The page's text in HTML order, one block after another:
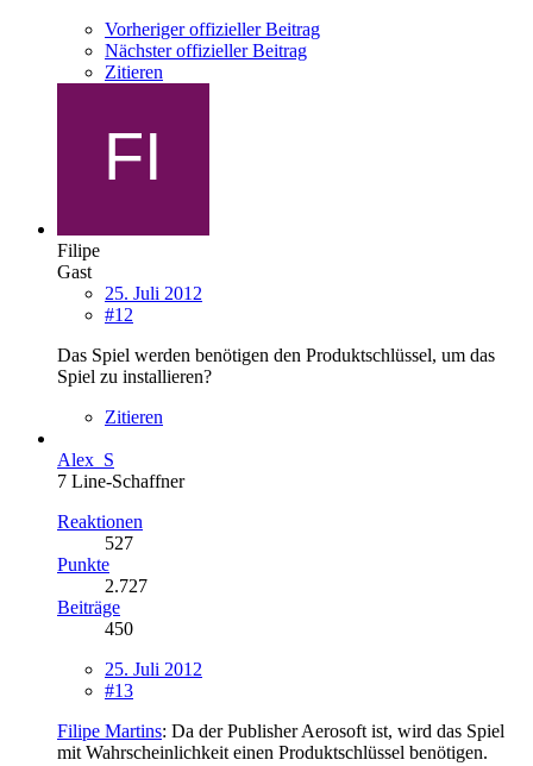
Vorheriger offizieller Beitrag
Nächster offizieller Beitrag
Zitieren
Filipe
Gast
25. Juli 2012
#12
Das Spiel werden benötigen den Produktschlüssel, um das
Spiel zu installieren?
Zitieren
Alex_S
7 Line-Schaffner
Reaktionen
527
Punkte
2.727
Beiträge
450
25. Juli 2012
#13
Filipe Martins: Da der Publisher Aerosoft ist, wird das Spiel
mit Wahrscheinlichkeit einen Produktschlüssel benötigen.